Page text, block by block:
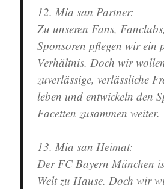
12. Mia san Partner:
Zu unseren Fans,
Sponsoren pflegen wir ein
Verhältnis. Doch wir
zuverlässige, verlässliche
leben und entwickeln den
Facetten zusammen weiter.
13. Mia san Heimat:
Der FC Bayern München
Welt zu Hause. Doch wir